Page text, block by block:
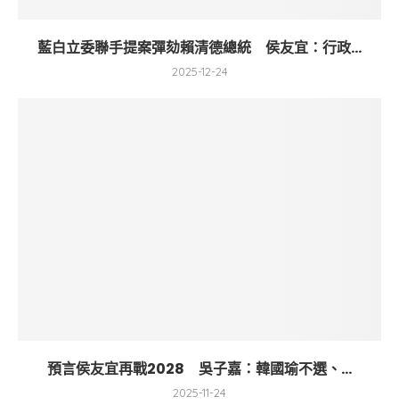
藍白立委聯手提案彈劾賴清德總統 侯友宜：行政...
2025-12-24
預言侯友宜再戰2028 吳子嘉：韓國瑜不選、...
2025-11-24